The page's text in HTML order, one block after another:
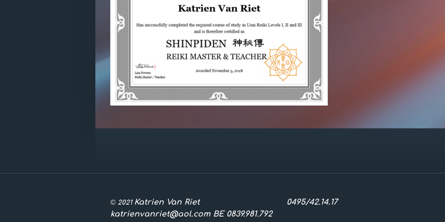
© 2021 Katrien Van Riet
0495/
katrienvanriet@aol.com BE 0839.981.792